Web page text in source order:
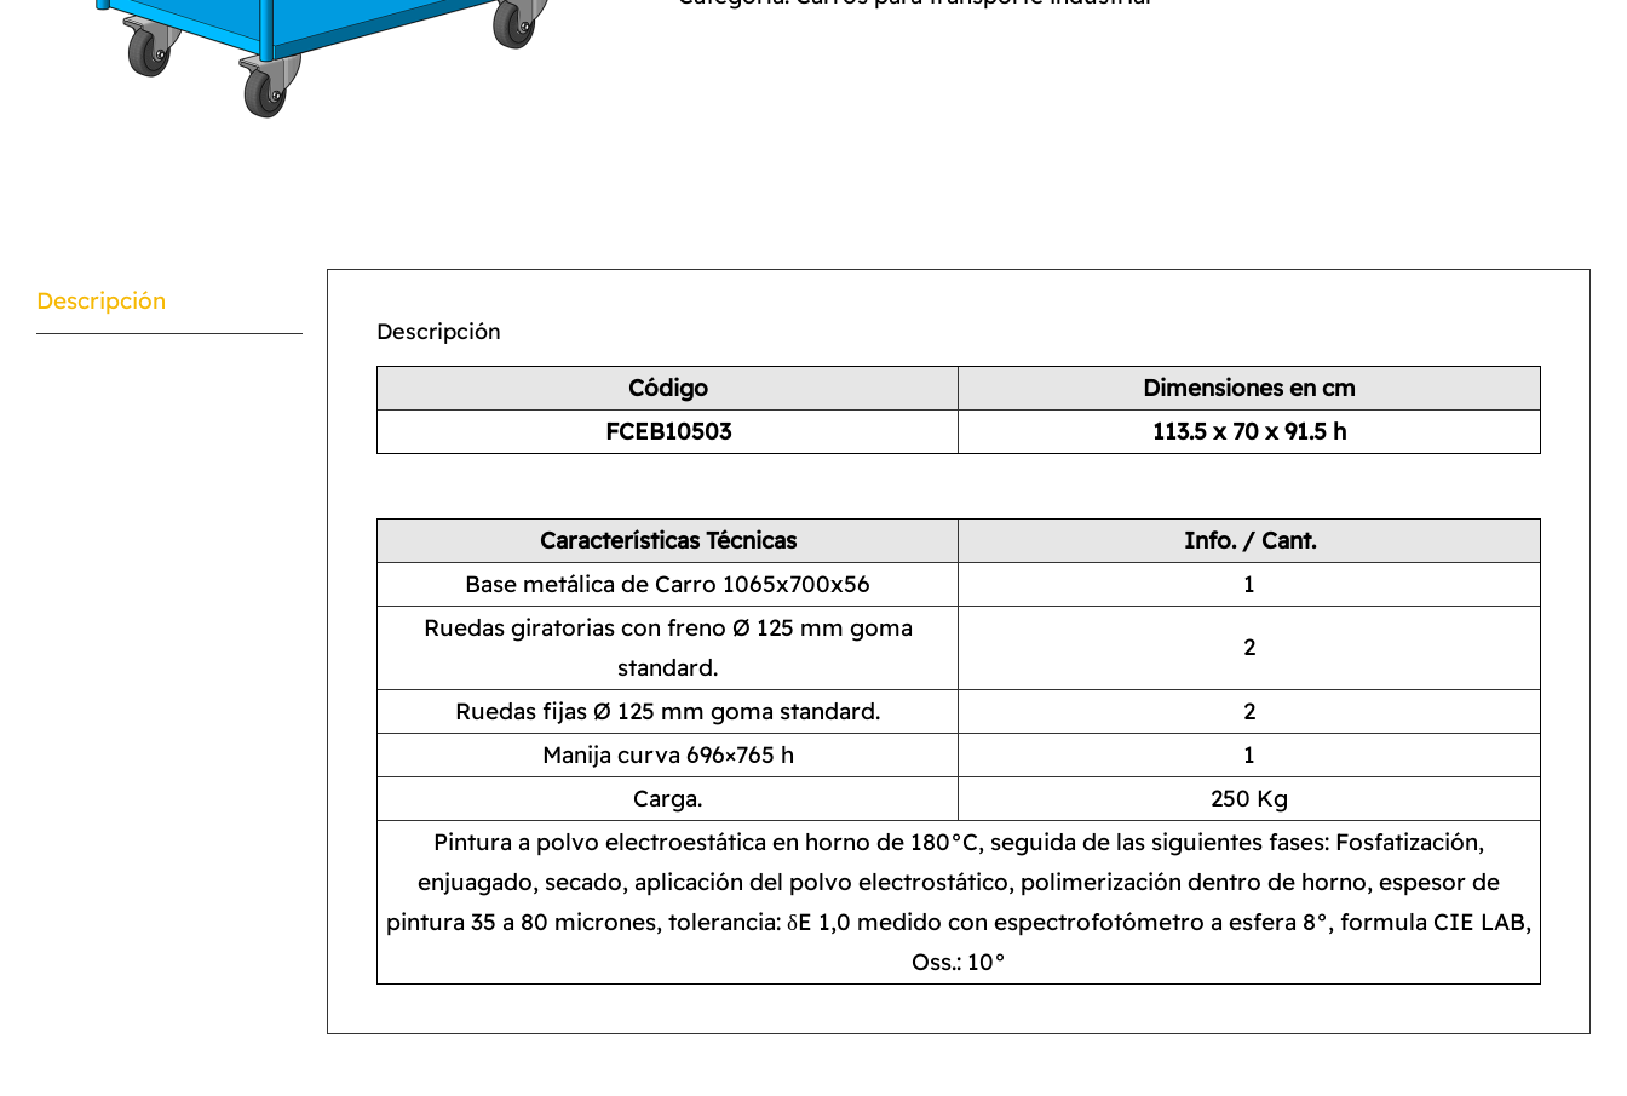
Descripción
Descripción
Código
Dimensiones en cm
FCEB10503
113.5 x 70 x 91.5 h
Características Técnicas
Info. / Cant.
Base metálica de Carro 1065x700x56
1
Ruedas giratorias con freno Ø 125 mm goma
standard.
2
Ruedas fijas Ø 125 mm goma standard.
2
Manija curva 696×765 h
1
Carga.
250 Kg
Pintura a polvo electroestática en horno de 180°C, seguida de las siguientes fases: Fosfatización,
enjuagado, secado, aplicación del polvo electrostático, polimerización dentro de horno, espesor de
pintura 35 a 80 micrones, tolerancia: δE 1,0 medido con espectrofotómetro a esfera 8°, formula CIE LAB,
Oss.: 10°